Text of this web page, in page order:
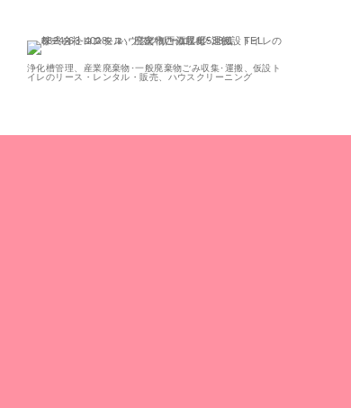
浄化槽管理、産業廃棄物･一般廃棄物ごみ収集･運搬、仮設ト
イレのリース・レンタル・販売、ハウスクリーニング